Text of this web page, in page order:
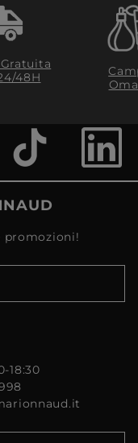
48H
promozioni!
18:30